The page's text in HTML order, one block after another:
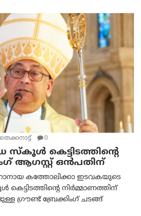
0
കെട്ടിടത്തിന്റെ
ആഗസ്റ്റ് ഒൻപതിന്
കത്തോലിക്കാ ഇടവകയുടെ
നിർമ്മാണത്തിന്
ഗ്രൗണ്ട് ബ്രേക്കിംഗ് ചടങ്ങ്